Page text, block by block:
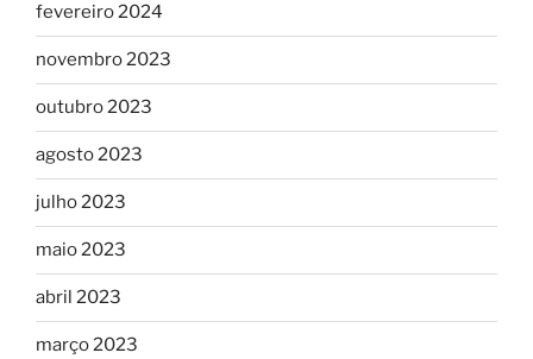
fevereiro 2024
novembro 2023
outubro 2023
agosto 2023
julho 2023
maio 2023
abril 2023
março 2023